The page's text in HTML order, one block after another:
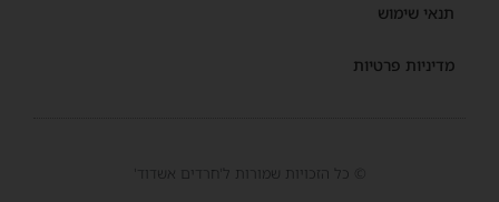
תנאי שימוש
מדיניות פרטיות
© כל הזכויות שמורות ל'חרדים אשדוד'